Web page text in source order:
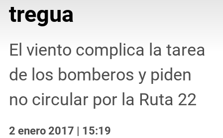
tregua
El viento complica la tarea
de los bomberos y piden
no circular por la Ruta 22
2 enero 2017 | 15:19